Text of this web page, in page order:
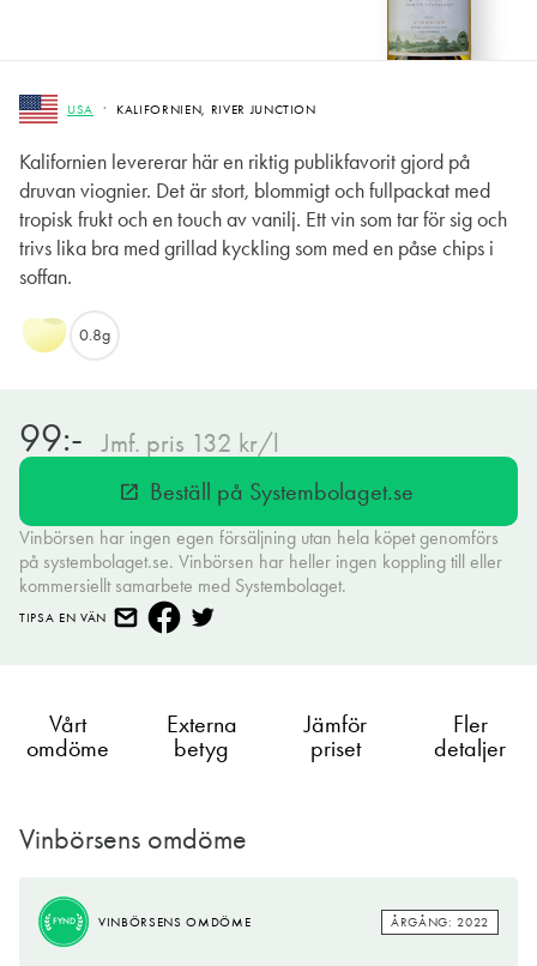
USA KALIFORNIEN, RIVER JUNCTION
Kalifornien levererar här en riktig publikfavorit gjord på
druvan viognier. Det är stort, blommigt och fullpackat med
tropisk frukt och en touch av vanilj. Ett vin som tar för sig och
trivs lika bra med grillad kyckling som med en påse chips i
soffan.
0.8g
99:- Jmf. pris 132 kr/l
open_in_new Beställ på Systembolaget.se
Vinbörsen har ingen egen försäljning utan hela köpet genomförs
på systembolaget.se. Vinbörsen har heller ingen koppling till eller
kommersiellt samarbete med Systembolaget.
TIPSA EN VÄN
Vårt
omdöme
Externa
betyg
Jämför
priset
Fler
detaljer
Vinbörsens omdöme
FYND VINBÖRSENS OMDÖME ÅRGÅNG: 2022
BRA
KÖP
VINBÖRSENS OMDÖME